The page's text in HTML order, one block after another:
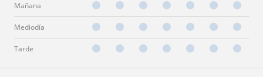
Mañana
Mediodía
Tarde